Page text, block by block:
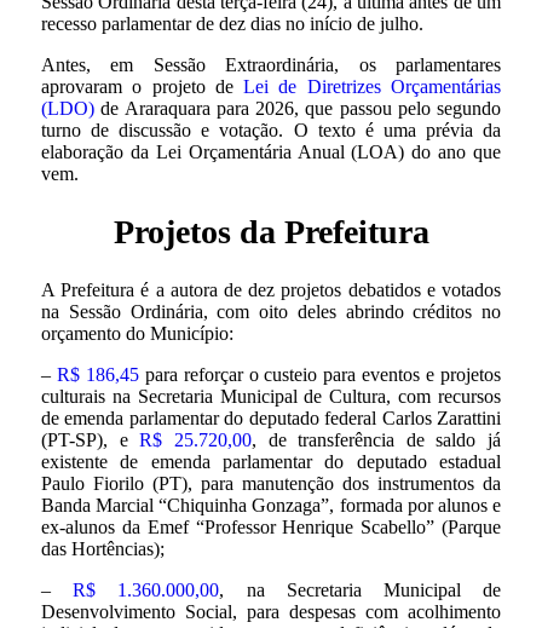
recesso parlamentar de dez dias no início de julho.
Antes, em Sessão Extraordinária, os parlamentares
aprovaram o projeto deLei de Diretrizes Orçamentárias
(LDO) de Araraquara para 2026, que passou pelo segundo
turno de discussão e votação. O texto é uma prévia da
elaboração da Lei Orçamentária Anual (LOA) do ano que
vem.
Projetos da Prefeitura
A Prefeitura é a autora de dez projetos debatidos e votados
na Sessão Ordinária, com oito deles abrindo créditos no
orçamento do Município:
– R$ 186,45para reforçar o custeio para eventos e projetos
culturais na Secretaria Municipal de Cultura, com recursos
de emenda parlamentar do deputado federal Carlos Zarattini
(PT-SP), eR$ 25.720,00, de transferência de saldo já
existente de emenda parlamentar do deputado estadual
Paulo Fiorilo (PT), para manutenção dos instrumentos da
Banda Marcial “Chiquinha Gonzaga”, formada por alunos e
ex-alunos da Emef “Professor Henrique Scabello” (Parque
das Hortências);
–R$ 1.360.000,00, na Secretaria Municipal de
Desenvolvimento Social, para despesas com acolhimento